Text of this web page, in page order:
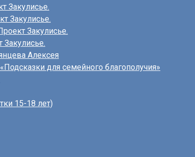
Закулисье.
Закулисье.
Закулисье.
Алексея
для семейного благополучия»
15-18 лет)